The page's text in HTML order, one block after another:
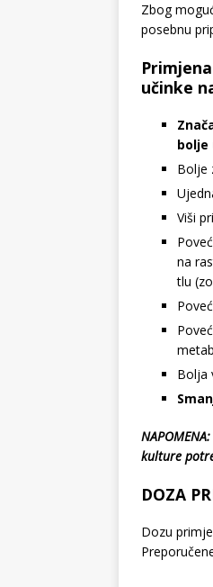
Zbog
posebnu
učinke
bolje
Bolje
Viši
na
tlu
Bolja
kulture
DOZA
Dozu